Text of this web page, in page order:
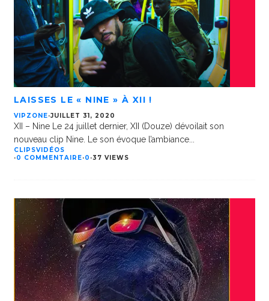
LAISSES LE « NINE » À XII !
VIPZONE·JUILLET 31, 2020
XII – Nine Le 24 juillet dernier, XII (Douze) dévoilait son
nouveau clip Nine. Le son évoque l’ambiance...
CLIPSVIDÉOS
·0 COMMENTAIRE·0 ·37 VIEWS